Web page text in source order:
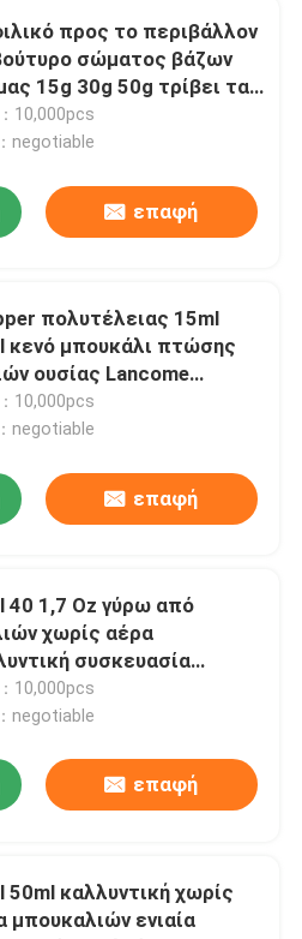
προς το περιβάλλον
σώματος βάζων
15g 30g 50g τρίβει τα
βάζα βάζων
10,000pcs
negotiable
επαφή
πολυτέλειας 15ml
κενό μπουκάλι πτώσης
ουσίας Lancome
μπουκαλιών
10,000pcs
negotiable
επαφή
40 1,7 Oz γύρω από
χωρίς αέρα
συσκευασία
SAN μπουκαλιών
10,000pcs
negotiable
επαφή
50ml καλλυντική χωρίς
μπουκαλιών ενιαία